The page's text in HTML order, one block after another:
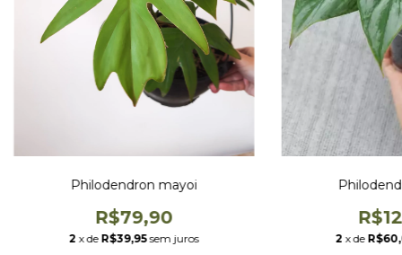
Philodendron mayoi
R$79,90
2 x de R$39,95 sem juros 2 x de